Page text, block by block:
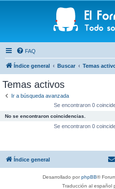
FAQ
Índice general Buscar Temas
Temas activos
Ir a búsqueda avanzada
Se encontraron 0
No se encontraron coincidencias.
Se encontraron 0
Índice general
Desarrollado porphpBB®
Traducción al español